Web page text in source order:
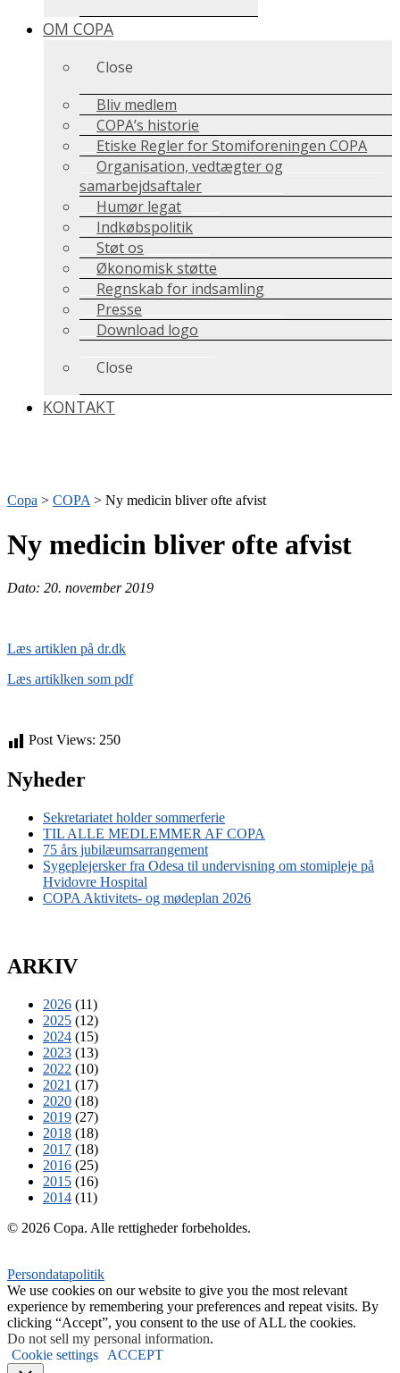
OM COPA
Close
Bliv medlem
COPA’s historie
Etiske Regler for Stomiforeningen COPA
Organisation, vedtægter og
samarbejdsaftaler
Humør legat
Indkøbspolitik
Støt os
Økonomisk støtte
Regnskab for indsamling
Presse
Download logo
Close
KONTAKT
Copa > COPA> Ny medicin bliver ofte afvist
Ny medicin bliver ofte afvist
Dato: 20. november 2019
Læs artiklen på dr.dk
Læs artiklken som pdf
Post Views: 250
Nyheder
Sekretariatet holder sommerferie
TIL ALLE MEDLEMMER AF COPA
75 års jubilæumsarrangement
Sygeplejersker fra Odesa til undervisning om stomipleje på
Hvidovre Hospital
COPA Aktivitets- og mødeplan 2026
ARKIV
2026 (11)
2025 (12)
2024 (15)
2023 (13)
2022 (10)
2021 (17)
2020 (18)
2019 (27)
2018 (18)
2017 (18)
2016 (25)
2015 (16)
2014 (11)
© 2026 Copa. Alle rettigheder forbeholdes.
Persondatapolitik
We use cookies on our website to give you the most relevant
experience by remembering your preferences and repeat visits. By
clicking “Accept”, you consent to the use of ALL the cookies.
Do not sell my personal information.
Cookie settings
ACCEPT